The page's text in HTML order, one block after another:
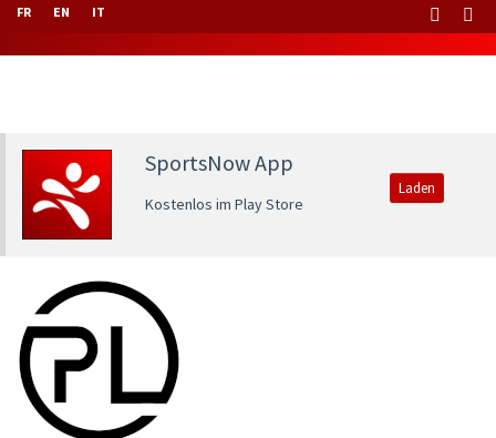
FR EN IT
SportsNow App
Kostenlos im Play Store
Laden